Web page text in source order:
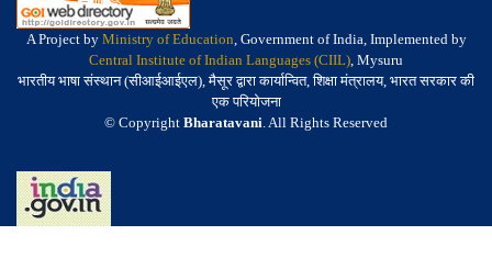
A Project by Ministry of Education, Government of India, Implemented by
Central Institute of Indian Languages (CIIL), Mysuru
भारतीय भाषा संस्थान (सीआईआईएल), मैसूर द्वारा कार्यान्वित, शिक्षा मंत्रालय, भारत सरकार की
एक परियोजना
© Copyright Bharatavani. All Rights Reserved